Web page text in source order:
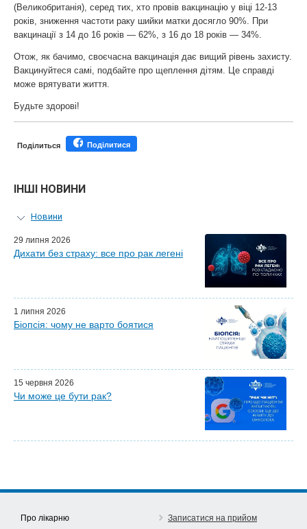
(Великобританія), серед тих, хто провів вакцинацію у віці 12-13
років, зниження частоти раку шийки матки досягло 90%. При
вакцинації з 14 до 16 років — 62%, з 16 до 18 років — 34%.
Отож, як бачимо, своєчасна вакцинація дає вищий рівень захисту.
Вакцинуйтеся самі, подбайте про щеплення дітям. Це справді
може врятувати життя.
Будьте здорові!
Поділиться Поділитися
ІНШІ НОВИНИ
Новини
Персональний гід
Майстер-класи для лікарів
Партнери LISOD
29 липня 2026
Дихати без страху: все про рак легені
1 липня 2026
Біопсія: чому не варто боятися
15 червня 2026
Чи може це бути рак?
Про лікарню Записатися на прийом